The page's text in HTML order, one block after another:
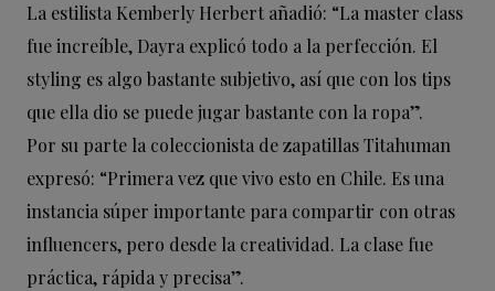
La estilista Kemberly Herbert añadió: “La master class
fue increíble, Dayra explicó todo a la perfección. El
styling es algo bastante subjetivo, así que con los tips
que ella dio se puede jugar bastante con la ropa”.
Por su parte la coleccionista de zapatillas Titahuman
expresó: “Primera vez que vivo esto en Chile. Es una
instancia súper importante para compartir con otras
influencers, pero desde la creatividad. La clase fue
práctica, rápida y precisa”.